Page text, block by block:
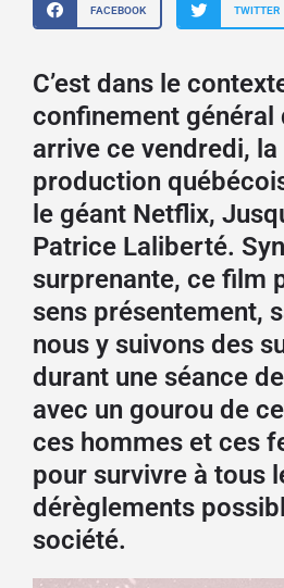
FACEBOOK TWITTER
C’est dans le
confinement général
arrive ce vendredi,
production
le géant Netflix,
Patrice Laliberté.
surprenante, ce film
sens présentement,
nous y suivons des
durant une séance
avec un gourou de
ces hommes et ces
pour survivre à tous
dérèglements
société.